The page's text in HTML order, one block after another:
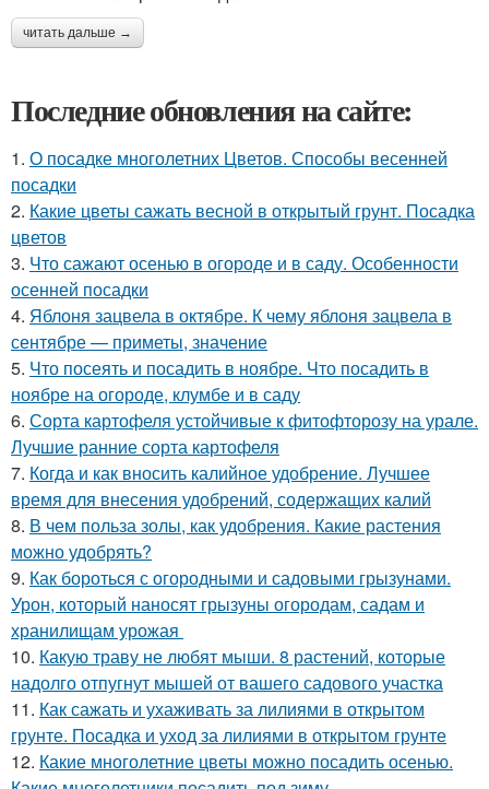
читать дальше →
Последние обновления на сайте:
1. О посадке многолетних Цветов. Способы весенней
посадки
2. Какие цветы сажать весной в открытый грунт. Посадка
цветов
3. Что сажают осенью в огороде и в саду. Особенности
осенней посадки
4. Яблоня зацвела в октябре. К чему яблоня зацвела в
сентябре — приметы, значение
5. Что посеять и посадить в ноябре. Что посадить в
ноябре на огороде, клумбе и в саду
6. Сорта картофеля устойчивые к фитофторозу на урале.
Лучшие ранние сорта картофеля
7. Когда и как вносить калийное удобрение. Лучшее
время для внесения удобрений, содержащих калий
8. В чем польза золы, как удобрения. Какие растения
можно удобрять?
9. Как бороться с огородными и садовыми грызунами.
Урон, который наносят грызуны огородам, садам и
хранилищам урожая
10. Какую траву не любят мыши. 8 растений, которые
надолго отпугнут мышей от вашего садового участка
11. Как сажать и ухаживать за лилиями в открытом
грунте. Посадка и уход за лилиями в открытом грунте
12. Какие многолетние цветы можно посадить осенью.